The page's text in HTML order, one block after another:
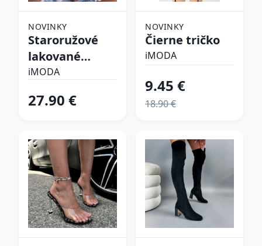
NOVINKY
Staroružové
lakované
lodičky
iMODA
27.90 €
NOVINKY
Čierne tričko
iMODA
9.45 €
18.90 €